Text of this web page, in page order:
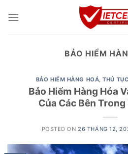
BẢO HIỂM
BẢO HIỂM HÀNG HOÁ,THỦ TỤC
Bảo Hiểm Hàng Hóa
Của Các Bên
POSTED ON 26 THÁNG 12,